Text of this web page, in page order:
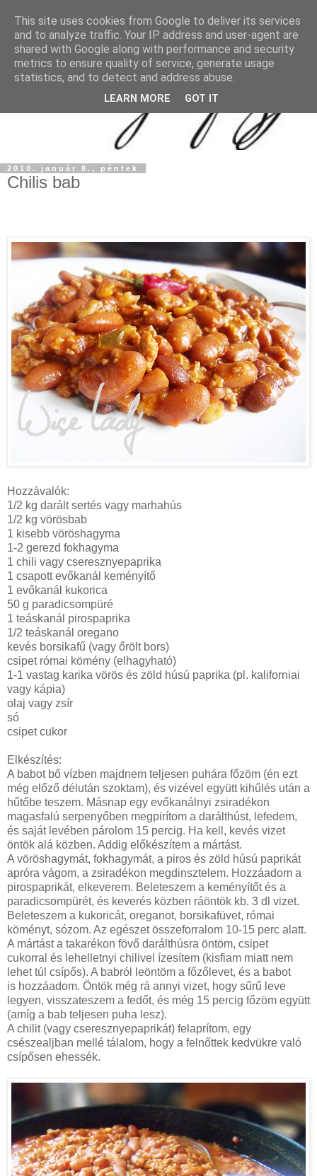
2010. január 8., péntek
Chilis bab
Hozzávalók:
1/2 kg darált sertés vagy marhahús
1/2 kg vörösbab
1 kisebb vöröshagyma
1-2 gerezd fokhagyma
1 chili vagy cseresznyepaprika
1 csapott evőkanál keményítő
1 evőkanál kukorica
50 g paradicsompüré
1 teáskanál pirospaprika
1/2 teáskanál oregano
kevés borsikafű (vagy őrölt bors)
csipet római kömény (elhagyható)
1-1 vastag karika vörös és zöld húsú paprika (pl. kaliforniai
vagy kápia)
olaj vagy zsír
só
csipet cukor
Elkészítés:
A babot bő vízben majdnem teljesen puhára főzöm (én ezt
még előző délután szoktam), és vizével együtt kihűlés után a
hűtőbe teszem. Másnap egy evőkanálnyi zsiradékon
magasfalú serpenyőben megpirítom a darálthúst, lefedem,
és saját levében párolom 15 percig. Ha kell, kevés vizet
öntök alá közben. Addig előkészítem a mártást.
A vöröshagymát, fokhagymát, a piros és zöld húsú paprikát
apróra vágom, a zsiradékon megdinsztelem. Hozzáadom a
pirospaprikát, elkeverem. Beleteszem a keményítőt és a
paradicsompürét, és keverés közben ráöntök kb. 3 dl vizet.
Beleteszem a kukoricát, oreganot, borsikafüvet, római
köményt, sózom. Az egészet összeforralom 10-15 perc alatt.
A mártást a takarékon fövő darálthúsra öntöm, csipet
cukorral és lehelletnyi chilivel ízesítem (kisfiam miatt nem
lehet túl csípős). A babról leöntöm a főzőlevet, és a babot
is hozzáadom. Öntök még rá annyi vizet, hogy sűrű leve
legyen, visszateszem a fedőt, és még 15 percig főzöm együtt
(amíg a bab teljesen puha lesz).
A chilit (vagy cseresznyepaprikát) felaprítom, egy
csészealjban mellé tálalom, hogy a felnőttek kedvükre való
csípősen ehessék.
This site uses cookies from Google to deliver its services
and to analyze traffic. Your IP address and user-agent are
shared with Google along with performance and security
metrics to ensure quality of service, generate usage
statistics, and to detect and address abuse.
LEARN MORE GOT IT